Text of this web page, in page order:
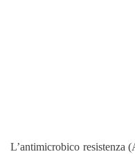
L’antimicrobico resistenza